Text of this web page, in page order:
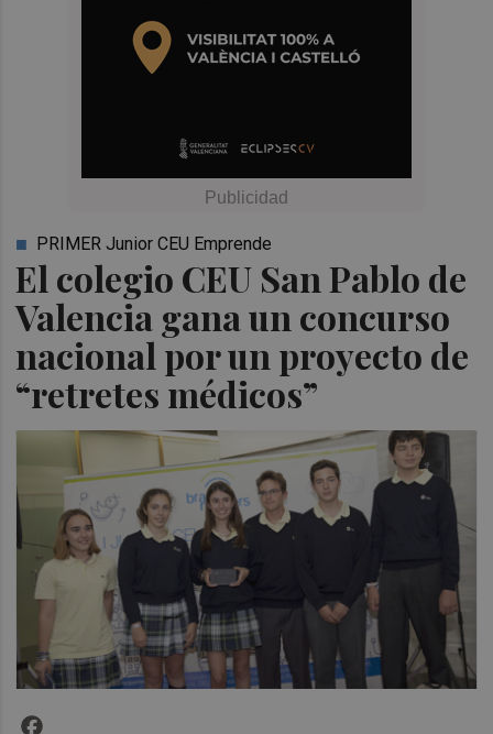
El colegio CEU San Pablo de
Valencia gana un concurso
nacional por un proyecto de
“retretes médicos”
PRIMER Junior CEU Emprende